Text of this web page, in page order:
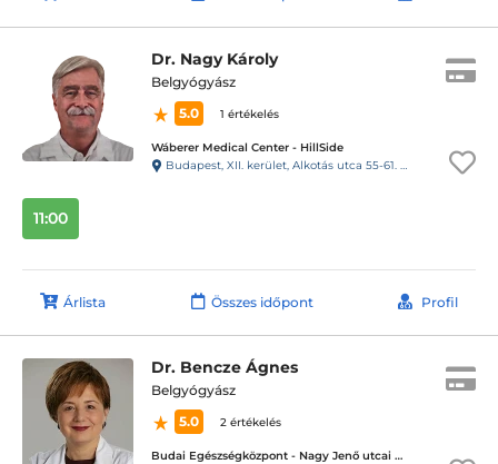
Dr. Nagy Károly
Belgyógyász
5.0
1 értékelés
Wáberer Medical Center - HillSide
Budapest, XII. kerület, Alkotás utca 55-61. Hillside
11:00
Árlista Összes időpont Profil
Dr. Bencze Ágnes
Belgyógyász
5.0
2 értékelés
Budai Egészségközpont - Nagy Jenő utcai magánrendelők